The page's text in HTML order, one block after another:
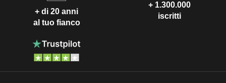
+ di 20 anni
al tuo fianco
+ 1.300.000
iscritti